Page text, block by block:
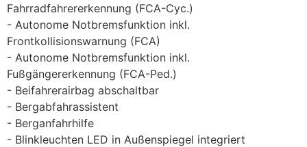
Fahrradfahrererkennung (FCA-Cyc.)
Autonome Notbremsfunktion inkl.
Frontkollisionswarnung (FCA)
Autonome Notbremsfunktion inkl.
Fußgängererkennung (FCA-Ped.)
Beifahrerairbag abschaltbar
Bergabfahrassistent
Berganfahrhilfe
Blinkleuchten LED in Außenspiegel integriert